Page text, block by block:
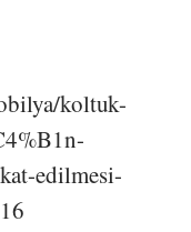
koltuk-
edilmesi-